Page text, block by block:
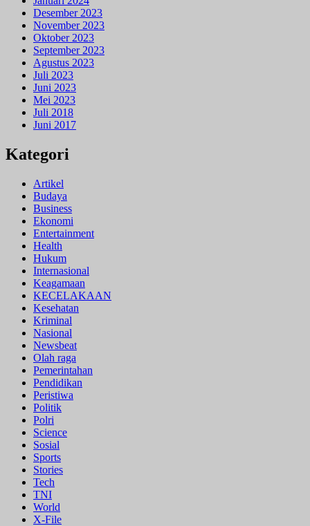
Desember 2023
November 2023
Oktober 2023
September 2023
Agustus 2023
Juli 2023
Juni 2023
Mei 2023
Juli 2018
Juni 2017
Kategori
Artikel
Budaya
Business
Ekonomi
Entertainment
Health
Hukum
Internasional
Keagamaan
KECELAKAAN
Kesehatan
Kriminal
Nasional
Newsbeat
Olah raga
Pemerintahan
Pendidikan
Peristiwa
Politik
Polri
Science
Sosial
Sports
Stories
Tech
TNI
World
X-File